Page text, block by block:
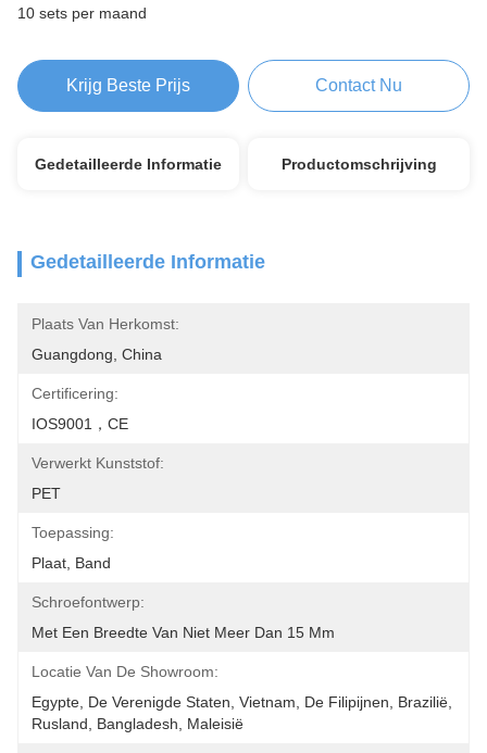
10 sets per maand
Krijg Beste Prijs Contact Nu
Gedetailleerde Informatie Productomschrijving
Gedetailleerde Informatie
Plaats Van Herkomst:
Guangdong, China
Certificering:
IOS9001，CE
Verwerkt Kunststof:
PET
Toepassing:
Plaat, Band
Schroefontwerp:
Met Een Breedte Van Niet Meer Dan 15 Mm
Locatie Van De Showroom:
Egypte, De Verenigde Staten, Vietnam, De Filipijnen, Brazilië,
Rusland, Bangladesh, Maleisië